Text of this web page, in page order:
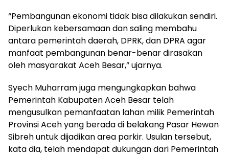
“Pembangunan ekonomi tidak bisa dilakukan sendiri.
Diperlukan kebersamaan dan saling membahu
antara pemerintah daerah, DPRK, dan DPRA agar
manfaat pembangunan benar-benar dirasakan
oleh masyarakat Aceh Besar,” ujarnya.
Syech Muharram juga mengungkapkan bahwa
Pemerintah Kabupaten Aceh Besar telah
mengusulkan pemanfaatan lahan milik Pemerintah
Provinsi Aceh yang berada di belakang Pasar Hewan
Sibreh untuk dijadikan area parkir. Usulan tersebut,
kata dia, telah mendapat dukungan dari Pemerintah